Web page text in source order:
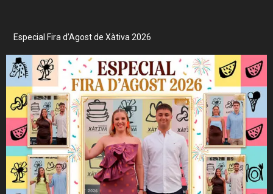
Especial Fira d’Agost de Xàtiva 2026